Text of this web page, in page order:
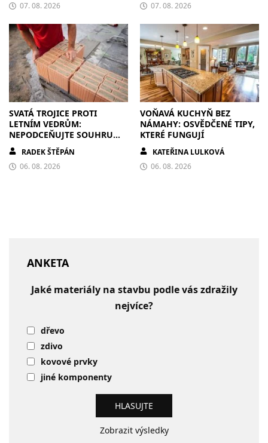
07. 08. 2026
07. 08. 2026
SVATÁ TROJICE PROTI
LETNÍM VEDRŮM:
NEPODCEŇUJTE SOUHRU
ZDIVA A STÍNĚNÍ
RADEK ŠTĚPÁN
06. 08. 2026
VOŇAVÁ KUCHYŇ BEZ
NÁMAHY: OSVĚDČENÉ TIPY,
KTERÉ FUNGUJÍ
KATEŘINA LULKOVÁ
06. 08. 2026
ANKETA
Jaké materiály na stavbu podle vás zdražily
nejvíce?
dřevo
zdivo
kovové prvky
jiné komponenty
Zobrazit výsledky